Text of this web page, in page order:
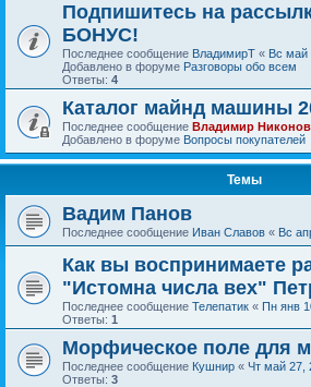
Подпишитесь на
БОНУС!
Последнее сообщение ВладимирТ « Вс май
Добавлено в форуме Разговоры обо всем
Ответы: 4
Каталог майнд машины
Последнее сообщение Владимир Никонов
Добавлено в форуме Вопросы покупателей
Темы
Вадим Панов
Последнее сообщение Иван Славов « Вс
Как вы воспринимаете
"Истомна числа вех"
Последнее сообщение Телепатик « Пн янв
Ответы: 1
Морфическое поле для
Последнее сообщение Кушнир « Чт май 27,
Ответы: 3